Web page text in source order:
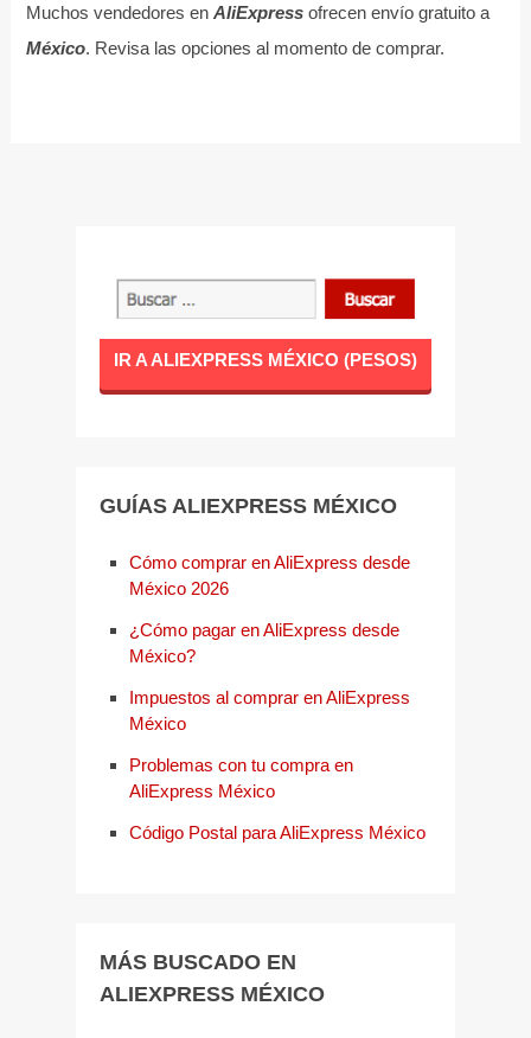
Muchos vendedores en AliExpressofrecen envío gratuito a
México. Revisa las opciones al momento de comprar.
IR A ALIEXPRESS MÉXICO (PESOS)
GUÍAS ALIEXPRESS MÉXICO
Cómo comprar en AliExpress desde
México 2026
¿Cómo pagar en AliExpress desde
México?
Impuestos al comprar en AliExpress
México
Problemas con tu compra en
AliExpress México
Código Postal para AliExpress México
MÁS BUSCADO EN
ALIEXPRESS MÉXICO